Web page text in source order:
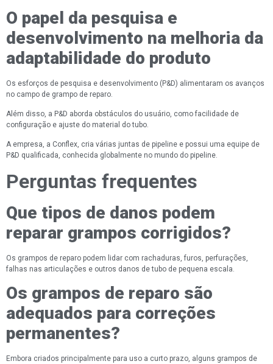
O papel da pesquisa e
desenvolvimento na melhoria da
adaptabilidade do produto
Os esforços de pesquisa e desenvolvimento (P&D) alimentaram os avanços
no campo de grampo de reparo.
Além disso, a P&D aborda obstáculos do usuário, como facilidade de
configuração e ajuste do material do tubo.
A empresa, a Conflex, cria várias juntas de pipeline e possui uma equipe de
P&D qualificada, conhecida globalmente no mundo do pipeline.
Perguntas frequentes
Que tipos de danos podem
reparar grampos corrigidos?
Os grampos de reparo podem lidar com rachaduras, furos, perfurações,
falhas nas articulações e outros danos de tubo de pequena escala.
Os grampos de reparo são
adequados para correções
permanentes?
Embora criados principalmente para uso a curto prazo, alguns grampos de